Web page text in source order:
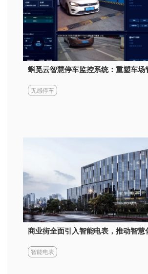
无感停车
商业街全面引入智能电表，推动智慧
智能电表